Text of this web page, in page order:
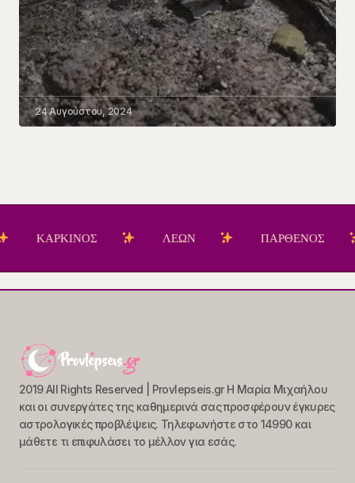
24 Αυγούστου, 2024
ΛΕΩΝ ΠΑΡΘΕΝΟΣ
2019 All Rights Reserved | Provlepseis.gr Η Μαρία Μιχαήλου
και οι συνεργάτες της καθημερινά σας προσφέρουν έγκυρες
αστρολογικές προβλέψεις. Τηλεφωνήστε στο 14990 και
μάθετε τι επιφυλάσει το μέλλον για εσάς.